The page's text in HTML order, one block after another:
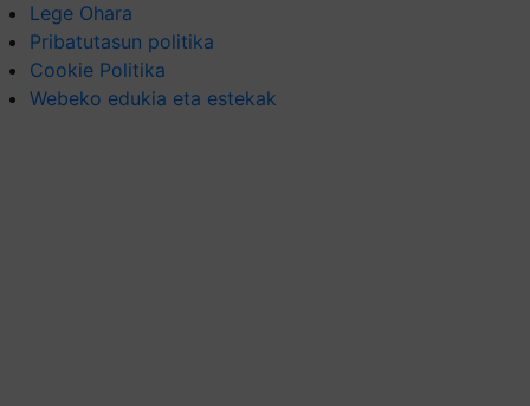
Lege Ohara
Pribatutasun politika
Cookie Politika
Webeko edukia eta estekak